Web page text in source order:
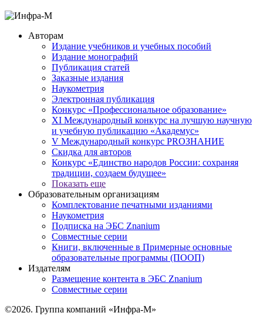
Авторам
Издание учебников и учебных пособий
Издание монографий
Публикация статей
Заказные издания
Наукометрия
Электронная публикация
Конкурс «Профессиональное образование»
XI Международный конкурс на лучшую научную
и учебную публикацию «Академус»
V Международный конкурс PROЗНАНИЕ
Скидка для авторов
Конкурс «Единство народов России: сохраняя
традиции, создаем будущее»
Показать еще
Образовательным организациям
Комплектование печатными изданиями
Наукометрия
Подписка на ЭБС Znanium
Совместные серии
Книги, включенные в Примерные основные
образовательные программы (ПООП)
Издателям
Размещение контента в ЭБС Znanium
Совместные серии
©2026. Группа компаний «Инфра-М»